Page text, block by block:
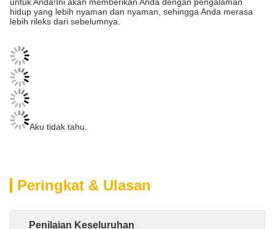
hidup yang lebih nyaman dan nyaman, sehingga Anda merasa
lebih rileks dari sebelumnya.
Aku tidak tahu.
Peringkat & Ulasan
Penilaian Keseluruhan